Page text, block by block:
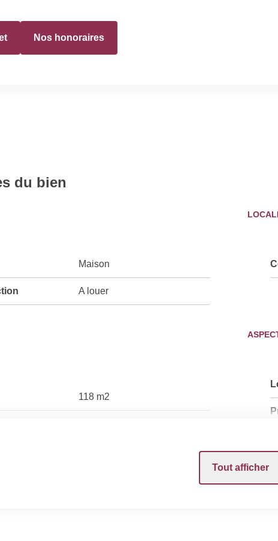
Nos honoraires
du bien
Maison
A louer
118 m2
Tout afficher